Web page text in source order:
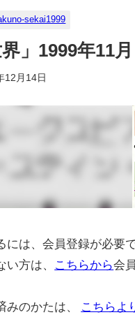
sekai1999
」1999年11月
12月14日
には、会員登録が必要で
い方は、
こちらから会
みのかたは、 こちらよ